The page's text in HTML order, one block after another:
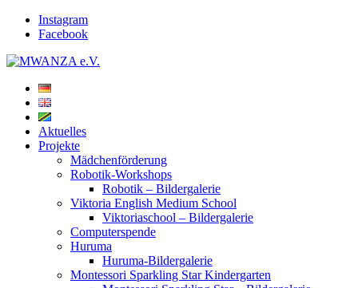
Instagram
Facebook
Aktuelles
Projekte
Mädchenförderung
Robotik-Workshops
Robotik – Bildergalerie
Viktoria English Medium School
Viktoriaschool – Bildergalerie
Computerspende
Huruma
Huruma-Bildergalerie
Montessori Sparkling Star Kindergarten